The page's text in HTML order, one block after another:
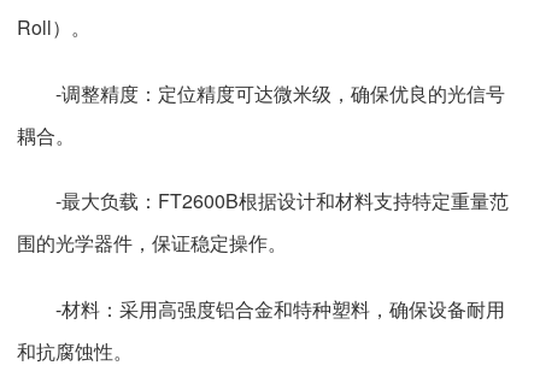
Roll）。
-调整精度：定位精度可达微米级，确保优良的光信号
耦合。
-最大负载：FT2600B根据设计和材料支持特定重量范
围的光学器件，保证稳定操作。
-材料：采用高强度铝合金和特种塑料，确保设备耐用
和抗腐蚀性。